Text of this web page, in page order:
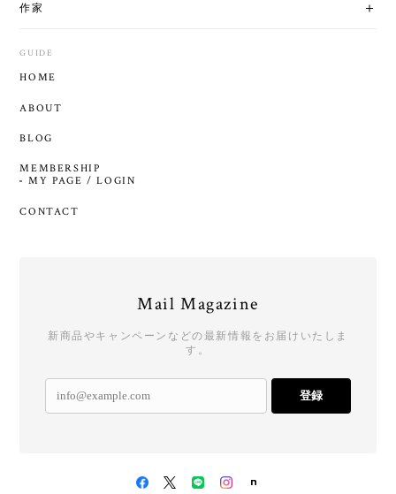
作家
GUIDE
HOME
ABOUT
BLOG
MEMBERSHIP
MY PAGE / LOGIN
CONTACT
Mail Magazine
新商品やキャンペーンなどの最新情報をお届けいたしま
す。
登録